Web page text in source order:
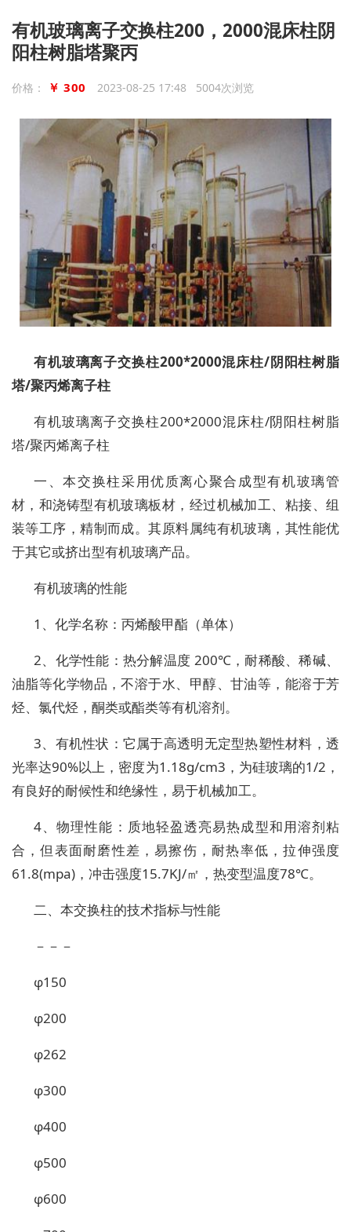
有机玻璃离子交换柱200，2000混床柱阴
阳柱树脂塔聚丙
价格： ￥ 300 2023-08-25 17:48 5004次浏览
有机玻璃离子交换柱200*2000混床柱/阴阳柱树脂
塔/聚丙烯离子柱
有机玻璃离子交换柱200*2000混床柱/阴阳柱树脂
塔/聚丙烯离子柱
一、本交换柱采用优质离心聚合成型有机玻璃管
材，和浇铸型有机玻璃板材，经过机械加工、粘接、组
装等工序，精制而成。其原料属纯有机玻璃，其性能优
于其它或挤出型有机玻璃产品。
有机玻璃的性能
1、化学名称：丙烯酸甲酯（单体）
2、化学性能：热分解温度 200℃，耐稀酸、稀碱、
油脂等化学物品，不溶于水、甲醇、甘油等，能溶于芳
烃、氯代烃，酮类或酯类等有机溶剂。
3、有机性状：它属于高透明无定型热塑性材料，透
光率达90%以上，密度为1.18g/cm3，为硅玻璃的1/2，
有良好的耐候性和绝缘性，易于机械加工。
4、物理性能：质地轻盈透亮易热成型和用溶剂粘
合，但表面耐磨性差，易擦伤，耐热率低，拉伸强度
61.8(mpa)，冲击强度15.7KJ/㎡，热变型温度78℃。
二、本交换柱的技术指标与性能
－－－
φ150
φ200
φ262
φ300
φ400
φ500
φ600